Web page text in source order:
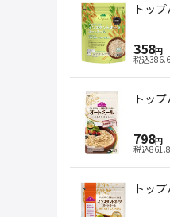
トッ
358円
税込
トッ
798円
税込
トッ